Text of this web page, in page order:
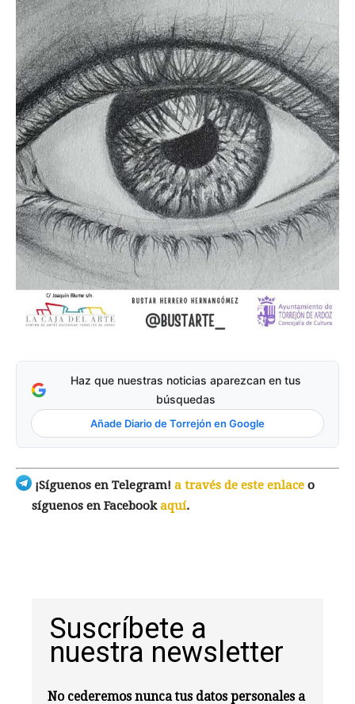
Haz que nuestras noticias aparezcan en tus
búsquedas
Añade Diario de Torrejón en Google
¡Síguenos en Telegram! a través de este enlace o
síguenos en Facebookaquí.
Suscríbete a
nuestra newsletter
No cederemos nunca tus datos personales a